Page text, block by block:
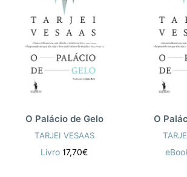
O Palácio de Gelo
TARJEI VESAAS
Livro 17,70€
O